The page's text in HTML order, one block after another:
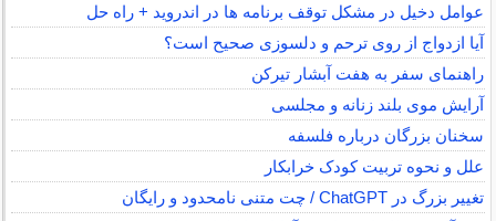
عوامل دخیل در مشکل توقف برنامه ها در اندروید + راه حل
آیا ازدواج از روی ترحم و دلسوزی صحیح است؟
راهنمای سفر به هفت آبشار تیرکن
آرایش موی بلند زنانه و مجلسی
سخنان بزرگان درباره فلسفه
علل و نحوه تربیت کودک خرابکار
تغییر بزرگ در ChatGPT / چت متنی نامحدود و رایگان